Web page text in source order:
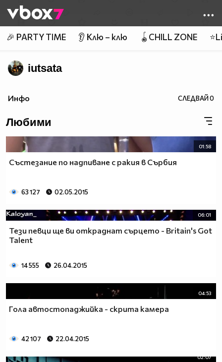
👾
🎉 PARTY TIME 👂 Клю – клю 🪀CHILL ZONE
iutsata
Инфо СЛЕДВАЙ0
Любими
01:58
Състезание по надпиване с ракия в Сърбия
63 127 02.05.2015
06:01
Тези певци ще ви откраднат сърцето - Britain's Got
Talent
14 555 26.04.2015
04:53
Гола автостопаджийка - скрита камера
42 107 22.04.2015
02:07